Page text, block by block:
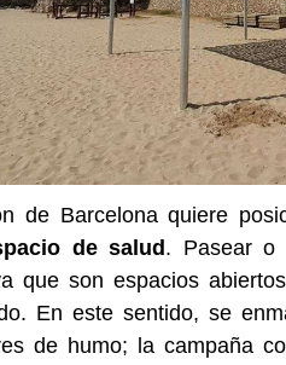
de Barcelona quiere
de salud . Pasear o
que son espacios
En este sentido, se
de humo; la campaña